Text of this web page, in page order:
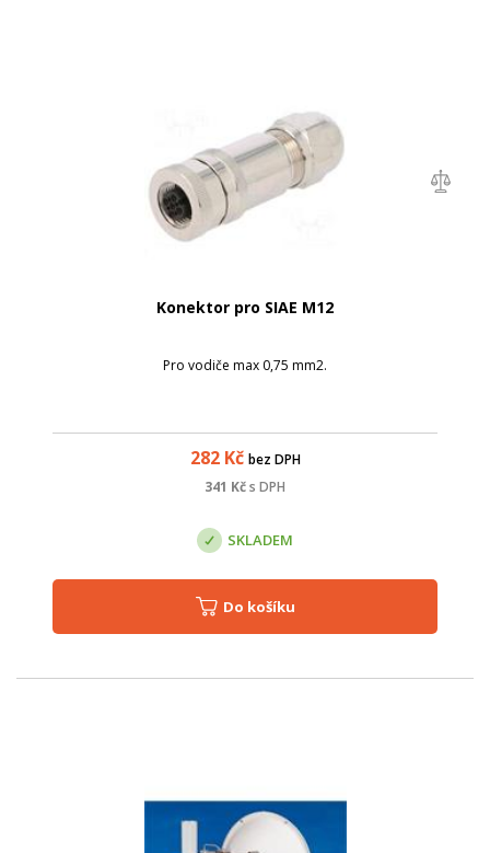
Konektor pro SIAE M12
Pro vodiče max 0,75 mm2.
282Kč bez DPH
341 Kčs DPH
SKLADEM
Do košíku